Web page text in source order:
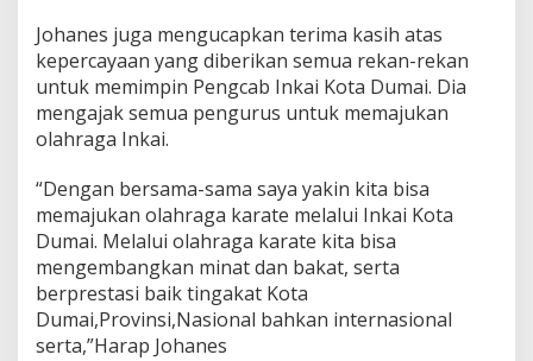
Johanes juga mengucapkan terima kasih atas
kepercayaan yang diberikan semua rekan-rekan
untuk memimpin Pengcab Inkai Kota Dumai. Dia
mengajak semua pengurus untuk memajukan
olahraga Inkai.
“Dengan bersama-sama saya yakin kita bisa
memajukan olahraga karate melalui Inkai Kota
Dumai. Melalui olahraga karate kita bisa
mengembangkan minat dan bakat, serta
berprestasi baik tingakat Kota
Dumai,Provinsi,Nasional bahkan internasional
serta,”Harap Johanes